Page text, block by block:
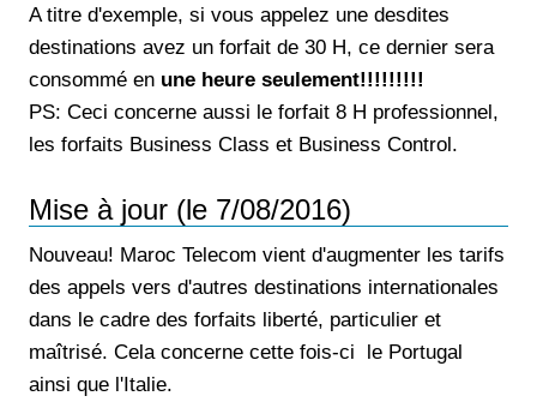
A titre d'exemple, si vous appelez une desdites
destinations avez un forfait de 30 H, ce dernier sera
consommé en une heure seulement!!!!!!!!!
PS: Ceci concerne aussi le forfait 8 H professionnel,
les forfaits Business Class et Business Control.
Mise à jour (le 7/08/2016)
Nouveau! Maroc Telecom vient d'augmenter les tarifs
des appels vers d'autres destinations internationales
dans le cadre des forfaits liberté, particulier et
maîtrisé. Cela concerne cette fois-ci le Portugal
ainsi que l'Italie.